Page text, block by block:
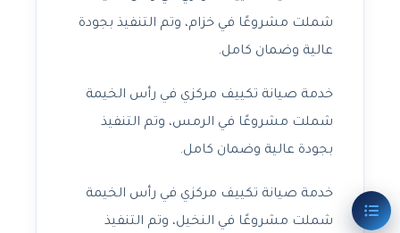
شملت مشروعًا في خزام، وتم التنفيذ بجودة
عالية وضمان كامل.
خدمة صيانة تكييف مركزي في رأس الخيمة
شملت مشروعًا في الرمس، وتم التنفيذ
بجودة عالية وضمان كامل.
خدمة صيانة تكييف مركزي في رأس الخيمة
شملت مشروعًا في النخيل، وتم التنفيذ